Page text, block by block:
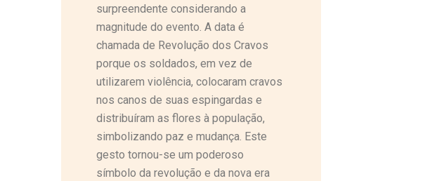
surpreendente considerando a
magnitude do evento. A data é
chamada de Revolução dos Cravos
porque os soldados, em vez de
utilizarem violência, colocaram cravos
nos canos de suas espingardas e
distribuíram as flores à população,
simbolizando paz e mudança. Este
gesto tornou-se um poderoso
símbolo da revolução e da nova era